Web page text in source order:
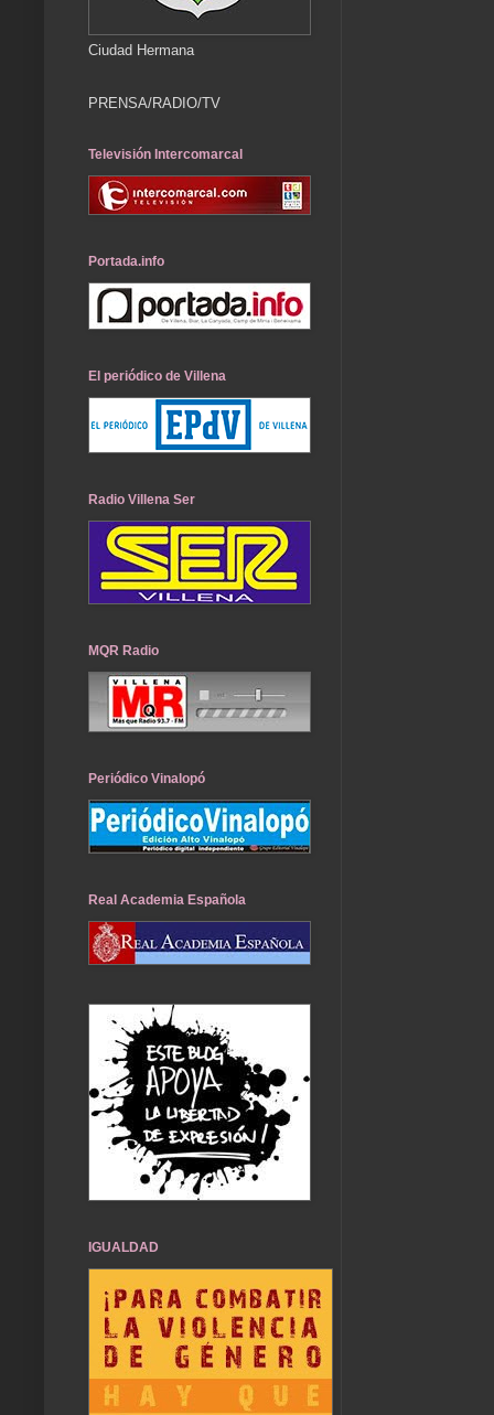
Ciudad Hermana
PRENSA/RADIO/TV
Televisión Intercomarcal
Portada.info
El periódico de Villena
Radio Villena Ser
MQR Radio
Periódico Vinalopó
Real Academia Española
IGUALDAD